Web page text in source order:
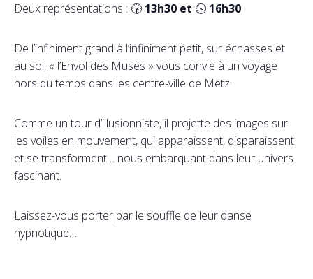
Deux représentations : 🕟 13h30 et 🕟 16h30
De l’infiniment grand à l’infiniment petit, sur échasses et
au sol, « l’Envol des Muses » vous convie à un voyage
hors du temps dans les centre-ville de Metz.
Comme un tour d’illusionniste, il projette des images sur
les voiles en mouvement, qui apparaissent, disparaissent
et se transforment… nous embarquant dans leur univers
fascinant.
Laissez-vous porter par le souffle de leur danse
hypnotique…